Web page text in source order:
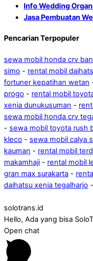
Info Wedding
Jasa Pembuatan
Pencarian Terpopuler
sewa mobil honda crv
simo - rental mobil
fortuner kepatihan wetan
progo - rental mobil
xenia dunukusuman -
sewa mobil honda crv
- sewa mobil toyota rush
kleco - sewa mobil calya
kauman - rental mobil
makamhaji - rental mobil
gran max surakarta -
daihatsu xenia tegalharjo -
solotrans.id
Hello, Ada yang bisa
Open chat